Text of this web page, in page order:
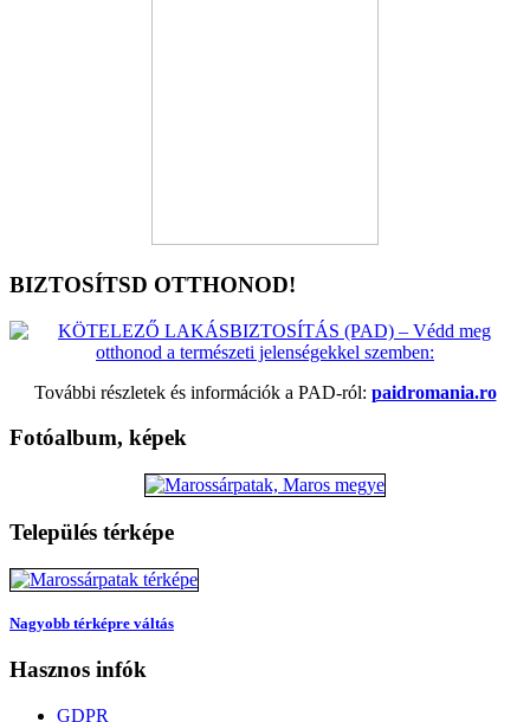
BIZTOSÍTSD OTTHONOD!
További részletek és információk a PAD-ról: paidromania.ro
Fotóalbum, képek
Település térképe
Nagyobb térképre váltás
Hasznos infók
GDPR